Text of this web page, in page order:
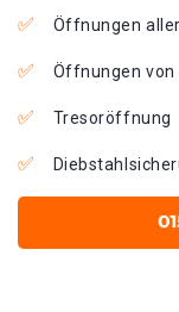
Öffnungen
Öffnungen
Tresoröffnung